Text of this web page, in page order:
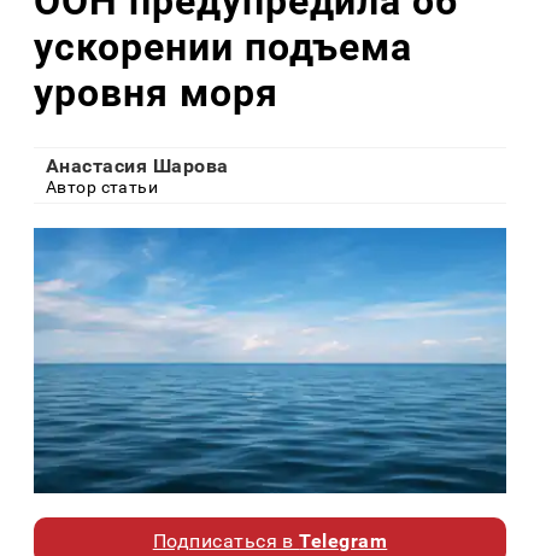
ускорении подъема
уровня моря
Анастасия Шарова
Автор статьи
Подписаться вTelegram